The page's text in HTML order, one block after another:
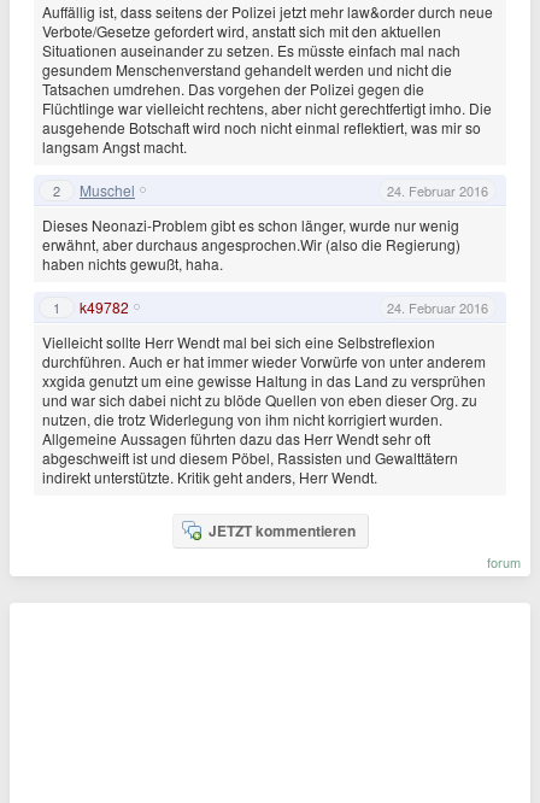
Auffällig ist, dass seitens der Polizei jetzt mehr law&order durch neue
Verbote/Gesetze gefordert wird, anstatt sich mit den aktuellen
Situationen auseinander zu setzen. Es müsste einfach mal nach
gesundem Menschenverstand gehandelt werden und nicht die
Tatsachen umdrehen. Das vorgehen der Polizei gegen die
Flüchtlinge war vielleicht rechtens, aber nicht gerechtfertigt imho. Die
ausgehende Botschaft wird noch nicht einmal reflektiert, was mir so
langsam Angst macht.
2 Muschel 24. Februar 2016
Dieses Neonazi-Problem gibt es schon länger, wurde nur wenig
erwähnt, aber durchaus angesprochen.Wir (also die Regierung)
haben nichts gewußt, haha.
1 k49782 24. Februar 2016
Vielleicht sollte Herr Wendt mal bei sich eine Selbstreflexion
durchführen. Auch er hat immer wieder Vorwürfe von unter anderem
xxgida genutzt um eine gewisse Haltung in das Land zu versprühen
und war sich dabei nicht zu blöde Quellen von eben dieser Org. zu
nutzen, die trotz Widerlegung von ihm nicht korrigiert wurden.
Allgemeine Aussagen führten dazu das Herr Wendt sehr oft
abgeschweift ist und diesem Pöbel, Rassisten und Gewalttätern
indirekt unterstützte. Kritik geht anders, Herr Wendt.
JETZT kommentieren
forum